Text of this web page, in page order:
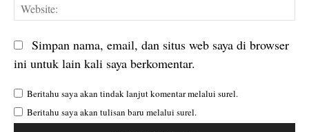
Simpan nama, email, dan situs web saya di browser
ini untuk lain kali saya berkomentar.
Beritahu saya akan tindak lanjut komentar melalui surel.
Beritahu saya akan tulisan baru melalui surel.